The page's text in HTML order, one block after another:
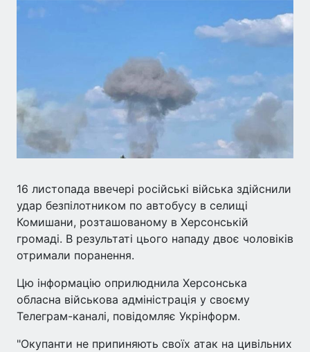
16 листопада ввечері російські війська здійснили
удар безпілотником по автобусу в селищі
Комишани, розташованому в Херсонській
громаді. В результаті цього нападу двоє чоловіків
отримали поранення.
Цю інформацію оприлюднила Херсонська
обласна військова адміністрація у своєму
Телеграм-каналі, повідомляє Укрінформ.
"Окупанти не припиняють своїх атак на цивільних